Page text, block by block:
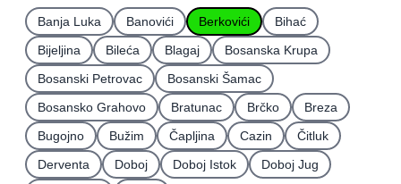
Banja Luka Banovići Berkovići
Bihać
Bijeljina
Bileća Blagaj
Bosanska Krupa
Bosanski Petrovac
Bosanski Šamac
Bosansko Grahovo
Bratunac Brčko
Breza
Bugojno
Bužim Čapljina Cazin
Čitluk
Derventa
Doboj Doboj Istok
Doboj Jug